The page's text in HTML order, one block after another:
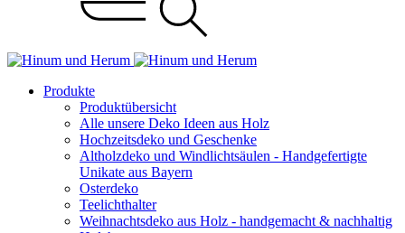
Produkte
Produktübersicht
Alle unsere Deko Ideen aus Holz
Hochzeitsdeko und Geschenke
Altholzdeko und Windlichtsäulen - Handgefertigte
Unikate aus Bayern
Osterdeko
Teelichthalter
Weihnachts­deko aus Holz - handgemacht & nachhaltig